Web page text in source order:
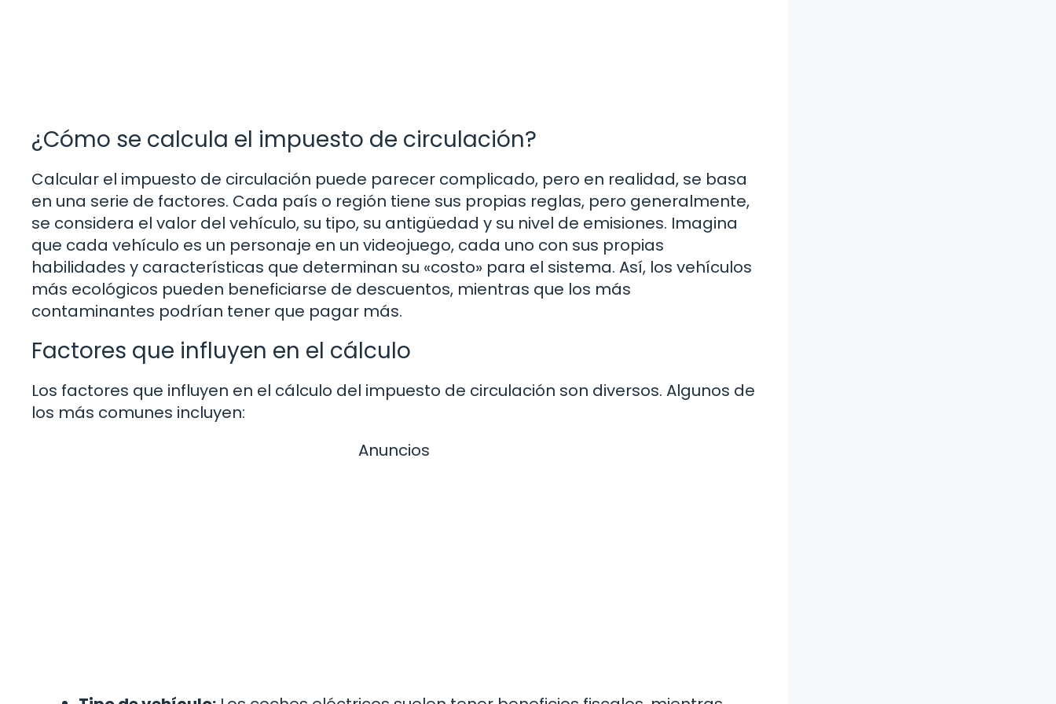
¿Cómo se calcula el impuesto de circulación?
Calcular el impuesto de circulación puede parecer complicado, pero en realidad, se basa
en una serie de factores. Cada país o región tiene sus propias reglas, pero generalmente,
se considera el valor del vehículo, su tipo, su antigüedad y su nivel de emisiones. Imagina
que cada vehículo es un personaje en un videojuego, cada uno con sus propias
habilidades y características que determinan su «costo» para el sistema. Así, los vehículos
más ecológicos pueden beneficiarse de descuentos, mientras que los más
contaminantes podrían tener que pagar más.
Factores que influyen en el cálculo
Los factores que influyen en el cálculo del impuesto de circulación son diversos. Algunos de
los más comunes incluyen:
Anuncios